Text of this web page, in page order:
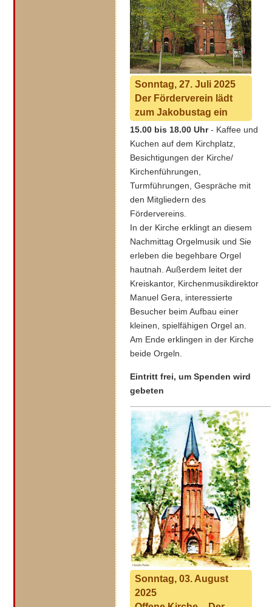
Sonntag, 27. Juli 2025
Der Förderverein lädt
zum Jakobustag ein
15.00 bis 18.00 Uhr- Kaffee und
Kuchen auf dem Kirchplatz,
Besichtigungen der Kirche/
Kirchenführungen,
Turmführungen, Gespräche mit
den Mitgliedern des
Fördervereins.
In der Kirche erklingt an diesem
Nachmittag Orgelmusik und Sie
erleben die begehbare Orgel
hautnah. Außerdem leitet der
Kreiskantor, Kirchenmusikdirektor
Manuel Gera, interessierte
Besucher beim Aufbau einer
kleinen, spielfähigen Orgel an.
Am Ende erklingen in der Kirche
beide Orgeln.
Eintritt frei, um Spenden wird
gebeten
Sonntag, 03. August
2025